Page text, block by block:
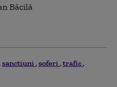
Băcilă
sanctiuni soferi trafic